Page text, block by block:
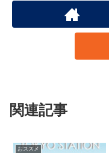
関連記事
おススメ